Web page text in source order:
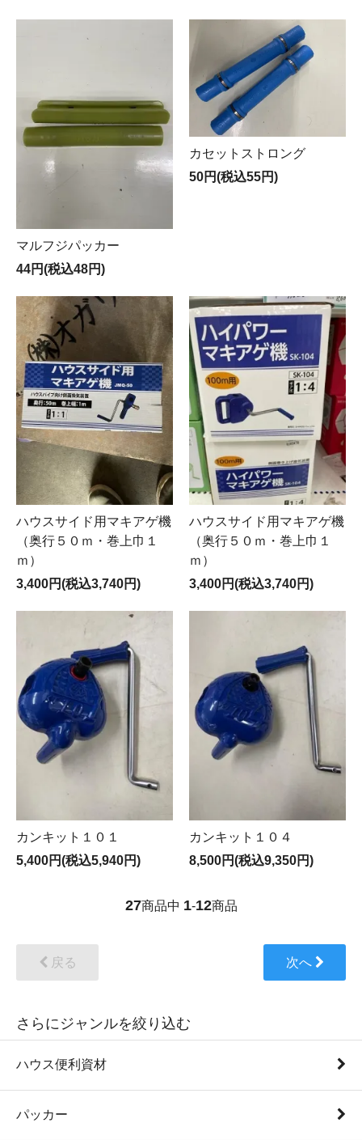
マルフジパッカー
44円(税込48円)
カセットストロング
50円(税込55円)
ハウスサイド用マキアゲ機
（奥行５０ｍ・巻上巾１
ｍ）
3,400円(税込3,740円)
ハウスサイド用マキアゲ機
（奥行５０ｍ・巻上巾１
ｍ）
3,400円(税込3,740円)
カンキット１０１
5,400円(税込5,940円)
カンキット１０４
8,500円(税込9,350円)
27商品中 1-12商品
戻る 次へ
さらにジャンルを絞り込む
ハウス便利資材
パッカー